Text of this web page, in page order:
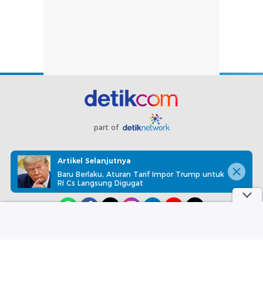
part of
Redaksi Pedoman Media Siber Karir
Kotak Pos
Info Iklan
Privacy Policy Disclaimer
Artikel Selanjutnya
Baru Berlaku, Aturan Tarif Impor Trump untuk
RI Cs Langsung Digugat